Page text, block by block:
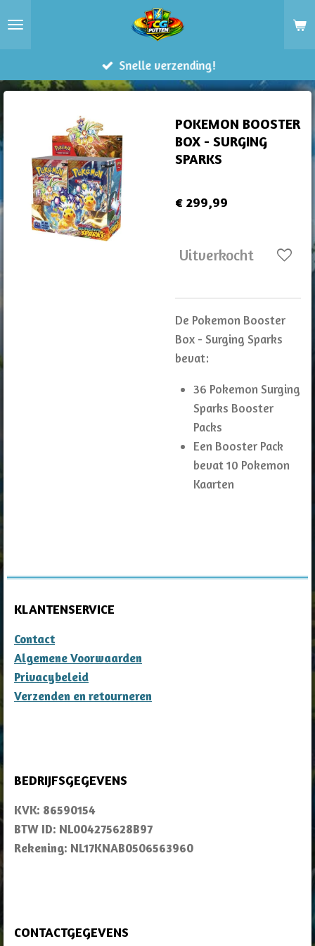
hoofdinhoud
Snelle verzending!
POKEMON BOOSTER
BOX - SURGING
SPARKS
€ 299,99
Uitverkocht
De Pokemon Booster
Box - Surging Sparks
bevat:
36 Pokemon Surging
Sparks Booster
Packs
Een Booster Pack
bevat 10 Pokemon
Kaarten
KLANTENSERVICE
Contact
Algemene Voorwaarden
Privacybeleid
Verzenden en retourneren
BEDRIJFSGEGEVENS
KVK: 86590154
BTW ID: NL004275628B97
Rekening: NL17KNAB0506563960
CONTACTGEGEVENS